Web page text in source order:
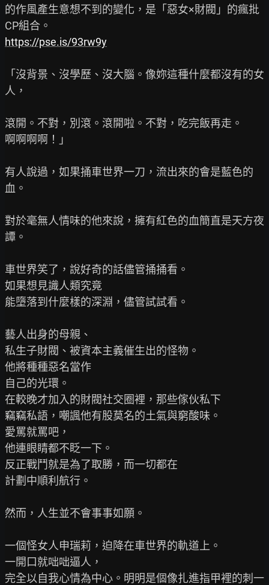
的作風產生意想不到的變化，是「惡女×財閥」的瘋批
https://pse.is/93rw9y
「沒背景、沒學歷、沒大腦。像妳這種什麼都沒有的女
人，
滾開。不對，別滾。滾開啦。不對，吃完飯再走。
啊啊啊啊！」
有人說過，如果捅車世界一刀，流出來的會是藍色的
血。
對於毫無人情味的他來說，擁有紅色的血簡直是天方夜
譚。
車世界笑了，說好奇的話儘管捅捅看。
如果想見識人類究竟
能墮落到什麼樣的深淵，儘管試試看。
藝人出身的母親、
私生子財閥、被資本主義催生出的怪物。
他將種種惡名當作
自己的光環。
在較晚才加入的財閥社交圈裡，那些傢伙私下
竊竊私語，嘲諷他有股莫名的土氣與窮酸味。
愛罵就罵吧，
他連眼睛都不眨一下。
反正戰鬥就是為了取勝，而一切都在
計劃中順利航行。
然而，人生並不會事事如願。
一個怪女人申瑞莉，迫降在車世界的軌道上。
一開口就咄咄逼人，
完全以自我心情為中心。明明是個像扎進指甲裡的刺一